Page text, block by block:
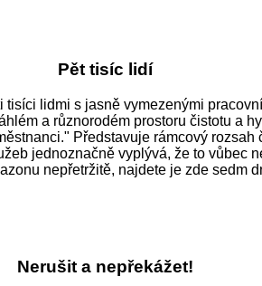
Pět tisíc lidí
lidmi s jasně vymezenými
a různorodém prostoru čistotu a
Představuje rámcový rozsah
jednoznačně vyplývá, že to vůbec
nepřetržitě, najdete je zde sedm
Nerušit a nepřekážet!